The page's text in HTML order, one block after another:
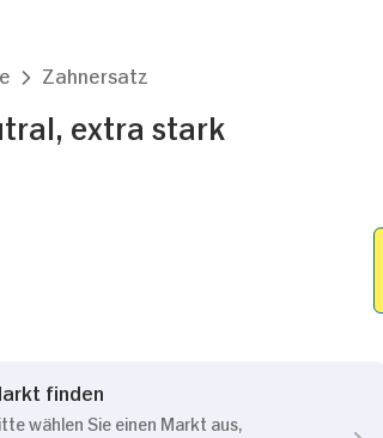
Zahnersatz
extra stark
finden
wählen Sie einen Markt aus,